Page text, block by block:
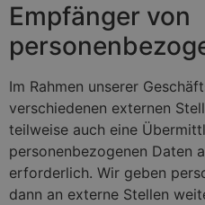
Empfänger von
Im Rahmen unserer
verschiedenen externen
teilweise auch eine
personenbezogenen Daten
erforderlich. Wir geben
dann an externe Stellen